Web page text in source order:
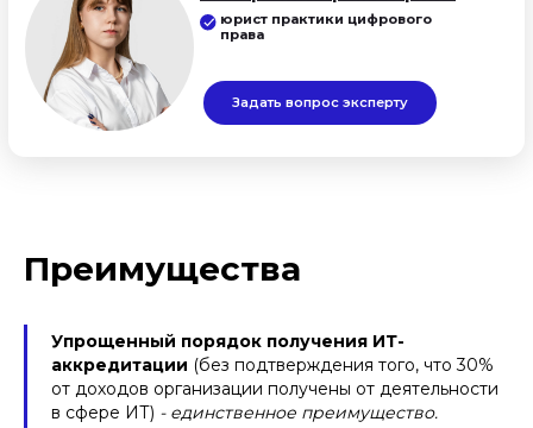
Преимущества
Упрощенный порядок получения ИТ-
аккредитации (без подтверждения того, что 30%
от доходов организации получены от деятельности
в сфере ИТ) - единственное преимущество.